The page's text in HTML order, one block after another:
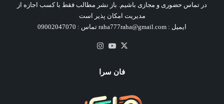
در تماس حضوری و مجازی باشیم. باز نشر مطالب فقط با کسب اجازه از
مدیریت امکان پذیر است
ایمیل : raha777raha@gmail.com تماس : 09002047070
X یوتیوب
فان سرا